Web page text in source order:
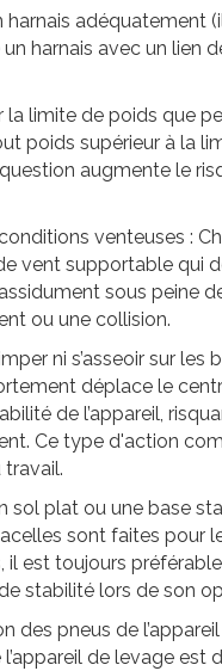
harnais adéquatement
harnais avec un lien
la limite de poids que
poids supérieur à la
augmente le
venteuses :
vent supportable qui
sous peine
ou une collision.
ni s’asseoir sur les
déplace le
de l’appareil,
Ce type d'action
travail.
sol plat ou une base
sont faites pour
il est toujours préférable
stabilité lors de son
des pneus de
de levage est